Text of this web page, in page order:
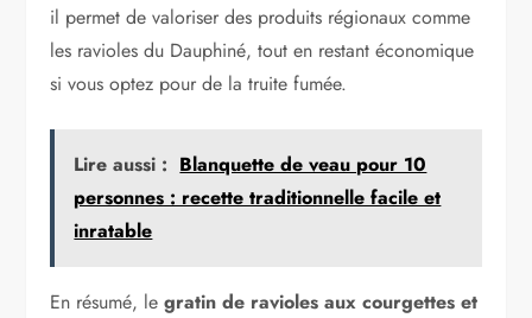
il permet de valoriser des produits régionaux comme
les ravioles du Dauphiné, tout en restant économique
si vous optez pour de la truite fumée.
Lire aussi : Blanquette de veau pour 10
personnes : recette traditionnelle facile et
inratable
En résumé, legratin de ravioles aux courgettes et